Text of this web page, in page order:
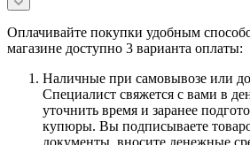
Оплачивайте покупки удобным
магазине доступно 3 варианта оплаты:
Наличные при самовывозе или
Специалист свяжется с вами в
уточнить время и заранее
купюры. Вы подписываете
документы, вносите денежные